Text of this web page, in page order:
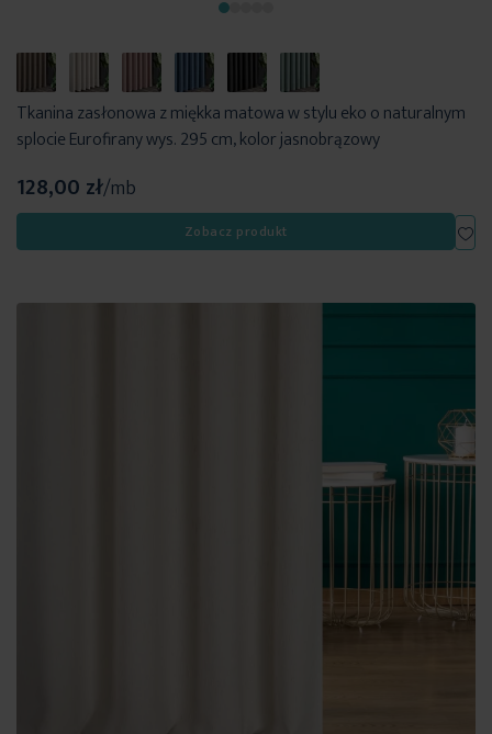
Tkanina zasłonowa z miękka matowa w stylu eko o naturalnym
splocie Eurofirany wys. 295 cm, kolor jasnobrązowy
128,00 zł/mb
Zobacz produkt